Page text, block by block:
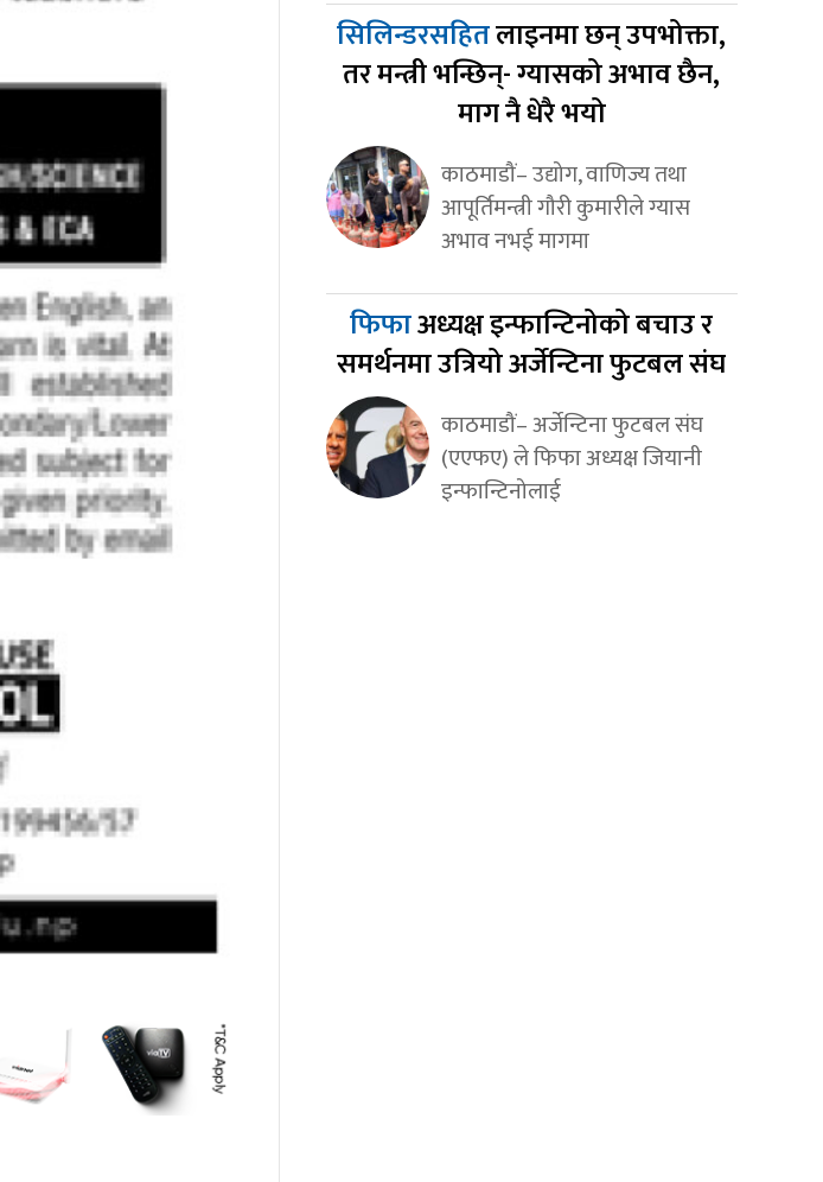
सिलिन्डरसहितलाइनमा छन् उपभोक्ता,
तर मन्त्री भन्छिन्- ग्यासको अभाव छैन,
माग नै धेरै भयो
काठमाडौं– उद्योग, वाणिज्य तथा
आपूर्तिमन्त्री गौरी कुमारीले ग्यास
अभाव नभई मागमा
फिफाअध्यक्ष इन्फान्टिनोको बचाउ र
समर्थनमा उत्रियो अर्जेन्टिना फुटबल संघ
काठमाडौं– अर्जेन्टिना फुटबल संघ
(एएफए) ले फिफा अध्यक्ष जियानी
इन्फान्टिनोलाई